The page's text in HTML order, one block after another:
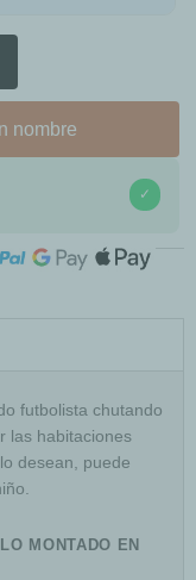
nombre
✓
futbolista chutando
las habitaciones
desean, puede
MONTADO EN